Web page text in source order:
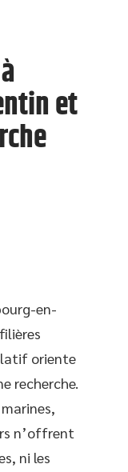
et
en-
oriente
recherche.
n’offrent
ni les